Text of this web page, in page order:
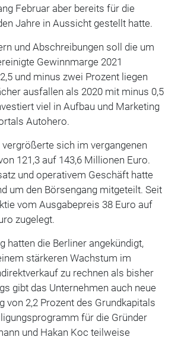
Februar aber bereits für die
Jahre in Aussicht gestellt hatte.
und Abschreibungen soll die um
Gewinnmarge 2021
und minus zwei Prozent liegen
ausfallen als 2020 mit minus 0,5
viel in Aufbau und Marketing
Autohero.
sich im vergangenen
121,3 auf 143,6 Millionen Euro.
und operativem Geschäft hatte
um den Börsengang mitgeteilt. Seit
vom Ausgabepreis 38 Euro auf
zugelegt.
hatten die Berliner angekündigt,
stärkeren Wachstum im
zu rechnen als bisher
gibt das Unternehmen auch neue
von 2,2 Prozent des Grundkapitals
für die Gründer
und Hakan Koc teilweise